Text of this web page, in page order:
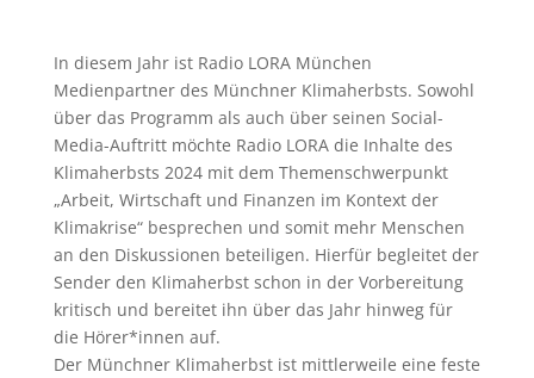
In diesem Jahr ist Radio LORA München
Medienpartner des Münchner Klimaherbsts. Sowohl
über das Programm als auch über seinen Social-
Media-Auftritt möchte Radio LORA die Inhalte des
Klimaherbsts 2024 mit dem Themenschwerpunkt
„Arbeit, Wirtschaft und Finanzen im Kontext der
Klimakrise“ besprechen und somit mehr Menschen
an den Diskussionen beteiligen. Hierfür begleitet der
Sender den Klimaherbst schon in der Vorbereitung
kritisch und bereitet ihn über das Jahr hinweg für
die Hörer*innen auf.
Der Münchner Klimaherbst ist mittlerweile eine feste